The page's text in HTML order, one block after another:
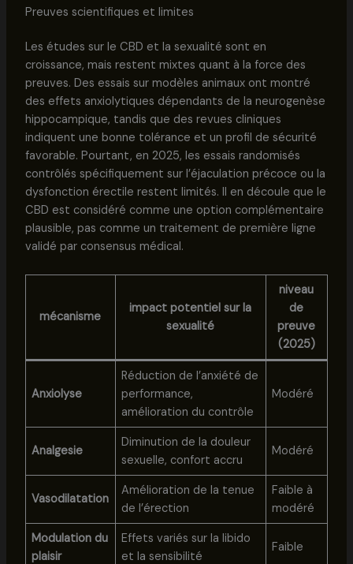
Preuves scientifiques et limites
Les études sur le CBD et la sexualité sont en
croissance, mais restent mixtes quant à la force des
preuves. Des essais sur modèles animaux ont montré
des effets anxiolytiques dépendants de la neurogenèse
hippocampique, tandis que des revues cliniques
indiquent une bonne tolérance et un profil de sécurité
favorable. Pourtant, en 2025, les essais randomisés
contrôlés spécifiquement sur l’éjaculation précoce ou la
dysfonction érectile restent limités. Il en découle que le
CBD est considéré comme une option complémentaire
plausible, pas comme un traitement de première ligne
validé par consensus médical.
mécanisme
impact potentiel sur la
sexualité
niveau
de
preuve
(2025)
Anxiolyse
Réduction de l’anxiété de
performance,
amélioration du contrôle
Modéré
Analgesie
Diminution de la douleur
sexuelle, confort accru
Modéré
Vasodilatation
Amélioration de la tenue
de l’érection
Faible à
modéré
Modulation du
plaisir
Effets variés sur la libido
et la sensibilité
Faible